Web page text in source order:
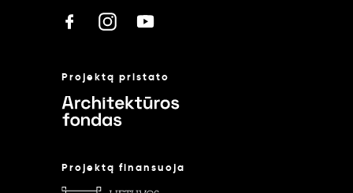
Projektą pristato
Projektą finansuoja